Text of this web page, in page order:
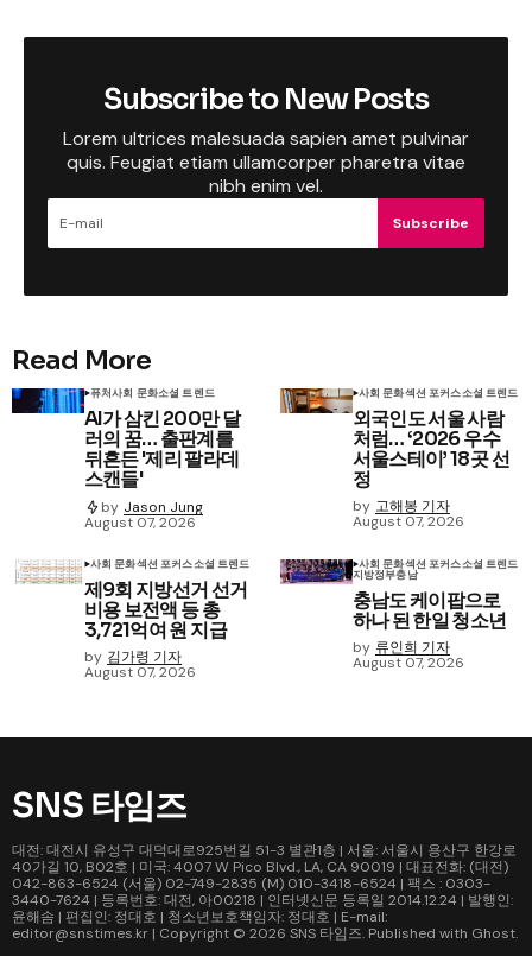
Subscribe to New Posts
Lorem ultrices malesuada sapien amet pulvinar
quis. Feugiat etiam ullamcorper pharetra vitae
nibh enim vel.
Subscribe
Read More
퓨처사회 문화소셜 트렌드
AI가 삼킨 200만 달
러의 꿈… 출판계를
뒤흔든 '제리 팔라데
스캔들'
by Jason Jung
August 07, 2026
사회 문화섹션 포커스소셜 트렌드
외국인도 서울 사람
처럼… ‘2026 우수
서울스테이’ 18곳 선
정
by 고해봉 기자
August 07, 2026
사회 문화섹션 포커스소셜 트렌드
제9회 지방선거 선거
비용 보전액 등 총
3,721억여 원 지급
by 김가령 기자
August 07, 2026
사회 문화섹션 포커스소셜 트렌드
지방정부충남
충남도 케이팝으로
하나 된 한일 청소년
by 류인희 기자
August 07, 2026
SNS 타임즈
대전: 대전시 유성구 대덕대로925번길 51-3 별관1층 | 서울: 서울시 용산구 한강로
40가길 10, B02호 | 미국: 4007 W Pico Blvd., LA, CA 90019 | 대표전화: (대전)
042-863-6524 (서울) 02-749-2835 (M) 010-3418-6524 | 팩스 : 0303-
3440-7624 | 등록번호: 대전, 아00218 | 인터넷신문 등록일 2014.12.24 | 발행인:
윤해솜 | 편집인: 정대호 | 청소년보호책임자: 정대호 | E-mail:
editor@snstimes.kr | Copyright © 2026 SNS 타임즈. Published with Ghost.